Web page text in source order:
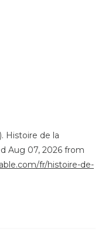
Histoire de la
Aug 07, 2026 from
fr/histoire-de-